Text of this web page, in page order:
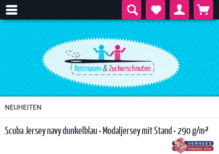
NEUHEITEN
Scuba Jersey navy dunkelblau • Modaljersey mit Stand • 290 g/m²